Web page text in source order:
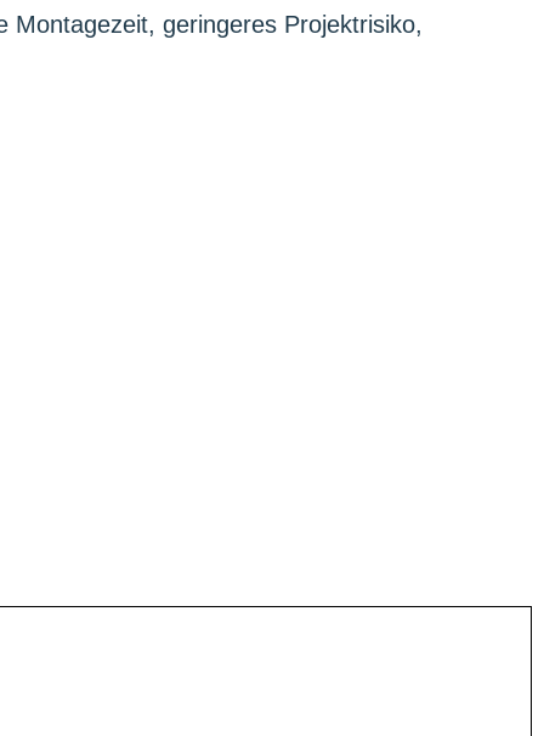
Montagezeit, geringeres Projektrisiko,